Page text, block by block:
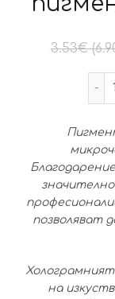
3.53€
позволяват
на